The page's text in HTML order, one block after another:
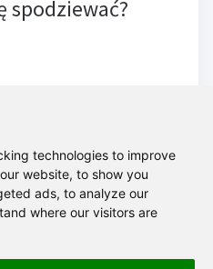
technologies to improve
website, to show you
ads, to analyze our
where our visitors are
spodziewać?
Blog